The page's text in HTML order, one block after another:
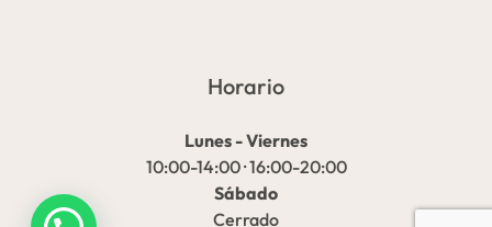
Horario
Lunes - Viernes
10:00-14:00 · 16:00-20:00
Sábado
Cerrado